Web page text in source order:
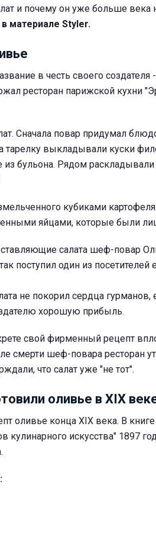
и почему он уже больше века
материале Styler.
в честь своего
ресторан парижской кухни
Сначала повар придумал
тарелку выкладывали куски
бульона. Рядом
кубиками
яйцами, которые были
салата шеф-повар
поступил один из посетителей
не покорил сердца
хорошую прибыль.
свой фирменный рецепт
смерти шеф-повара ресторан
что салат уже "не тот".
оливье в XIX
оливье конца XIX века. В
кулинарного искусства" 1897